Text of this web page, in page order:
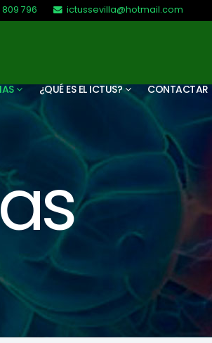
796
ictussevilla@hotmail.com
¿QUÉ ES EL ICTUS? CONTACTAR